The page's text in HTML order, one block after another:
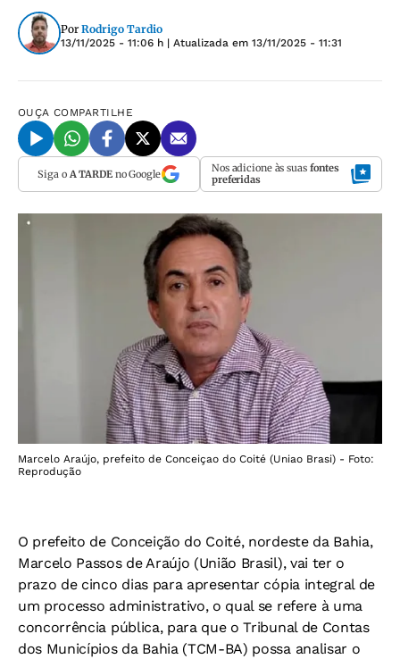
Por Rodrigo Tardio
13/11/2025 - 11:06 h | Atualizada em 13/11/2025 - 11:31
OUÇA COMPARTILHE
Siga o A TARDEno Google Nos adicione às suas fontes
preferidas
Marcelo Araújo, prefeito de Conceiçao do Coité (Uniao Brasi) - Foto:
Reprodução
O prefeito de Conceição do Coité, nordeste da Bahia,
Marcelo Passos de Araújo (União Brasil), vai ter o
prazo de cinco dias para apresentar cópia integral de
um processo administrativo, o qual se refere à uma
concorrência pública, para que o Tribunal de Contas
dos Municípios da Bahia (TCM-BA) possa analisar o